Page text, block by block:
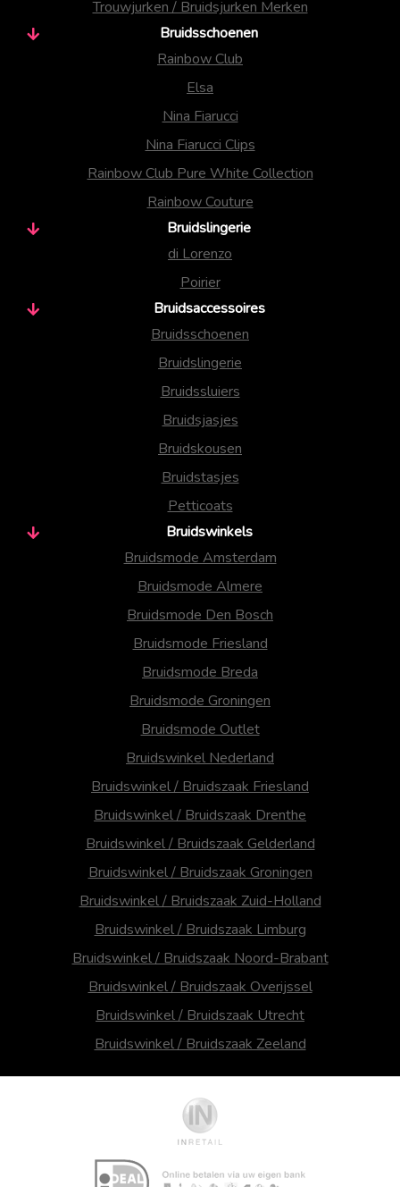
Trouwjurken / Bruidsjurken Merken
Bruidsschoenen
Rainbow Club
Elsa
Nina Fiarucci
Nina Fiarucci Clips
Rainbow Club Pure White Collection
Rainbow Couture
Bruidslingerie
di Lorenzo
Poirier
Bruidsaccessoires
Bruidsschoenen
Bruidslingerie
Bruidssluiers
Bruidsjasjes
Bruidskousen
Bruidstasjes
Petticoats
Bruidswinkels
Bruidsmode Amsterdam
Bruidsmode Almere
Bruidsmode Den Bosch
Bruidsmode Friesland
Bruidsmode Breda
Bruidsmode Groningen
Bruidsmode Outlet
Bruidswinkel Nederland
Bruidswinkel / Bruidszaak Friesland
Bruidswinkel / Bruidszaak Drenthe
Bruidswinkel / Bruidszaak Gelderland
Bruidswinkel / Bruidszaak Groningen
Bruidswinkel / Bruidszaak Zuid-Holland
Bruidswinkel / Bruidszaak Limburg
Bruidswinkel / Bruidszaak Noord-Brabant
Bruidswinkel / Bruidszaak Overijssel
Bruidswinkel / Bruidszaak Utrecht
Bruidswinkel / Bruidszaak Zeeland